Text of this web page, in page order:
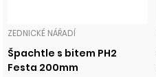
ZEDNICKÉ NÁŘADÍ
Špachtle s bitem PH2
Festa 200mm